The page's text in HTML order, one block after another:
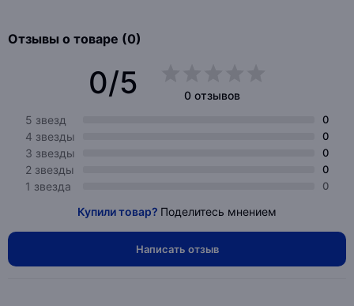
Отзывы о товаре (0)
0/5
0 отзывов
5 звезд
0
4 звезды 0
3 звезды 0
2 звезды 0
1 звезда 0
Купили товар? Поделитесь мнением
Написать отзыв